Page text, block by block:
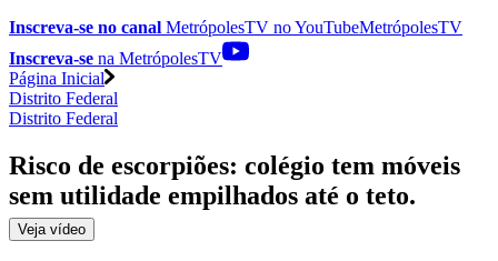
Inscreva-se no canal MetrópolesTV noYouTubeMetrópolesTV
Inscreva-se na MetrópolesTV
Página Inicial
Distrito Federal
Distrito Federal
Risco de escorpiões: colégio tem móveis
sem utilidade empilhados até o teto.
Veja vídeo